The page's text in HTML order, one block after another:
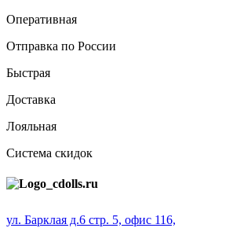
Оперативная
Отправка по России
Быстрая
Доставка
Лояльная
Система скидок
ул. Барклая д.6 стр. 5, офис 116,